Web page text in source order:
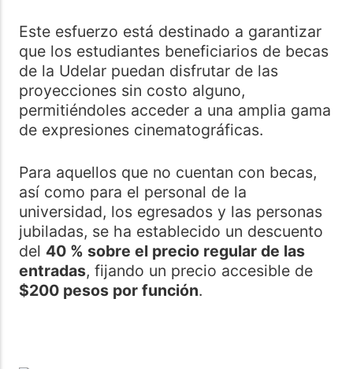
Este esfuerzo está destinado a garantizar
que los estudiantes beneficiarios de becas
de la Udelar puedan disfrutar de las
proyecciones sin costo alguno,
permitiéndoles acceder a una amplia gama
de expresiones cinematográficas.
Para aquellos que no cuentan con becas,
así como para el personal de la
universidad, los egresados y las personas
jubiladas, se ha establecido un descuento
del 40 % sobre el precio regular de las
entradas, fijando un precio accesible de
$200 pesos por función.